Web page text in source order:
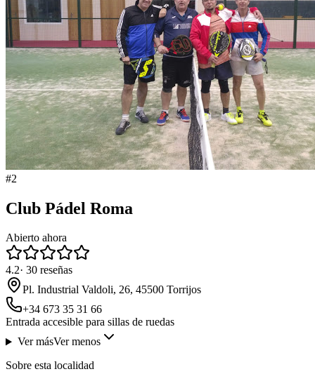
#2
Club Pádel Roma
Abierto ahora
4.2· 30 reseñas
Pl. Industrial Valdoli, 26, 45500 Torrijos
+34 673 35 31 66
Entrada accesible para sillas de ruedas
Ver másVer menos
Sobre esta localidad